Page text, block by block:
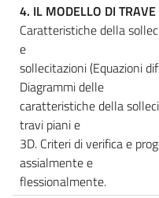
4. IL MODELLO DI TRAVE
Caratteristiche della
e
sollecitazioni (Equazioni
Diagrammi delle
caratteristiche della
travi piani e
3D. Criteri di verifica e
assialmente e
flessionalmente.